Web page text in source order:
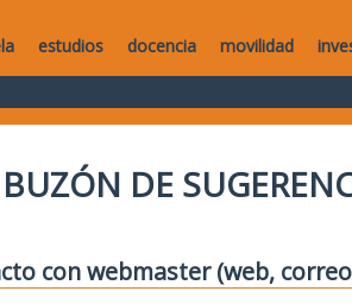
estudios docencia movilidad
BUZÓN DE
con webmaster (web,